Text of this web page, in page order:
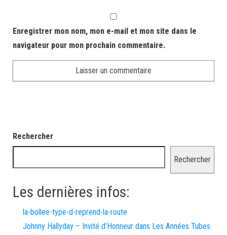
Enregistrer mon nom, mon e-mail et mon site dans le
navigateur pour mon prochain commentaire.
Rechercher
Rechercher
Les dernières infos:
la-bollee-type-d-reprend-la-route
Johnny Hallyday – Invité d’Honneur dans Les Années Tubes